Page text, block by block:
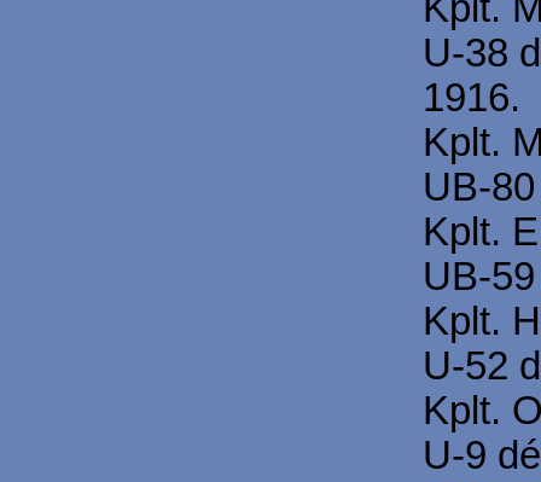
U-38
1916.
Kplt.
UB-
Kplt.
UB-
Kplt.
U-52
Kplt.
U-9